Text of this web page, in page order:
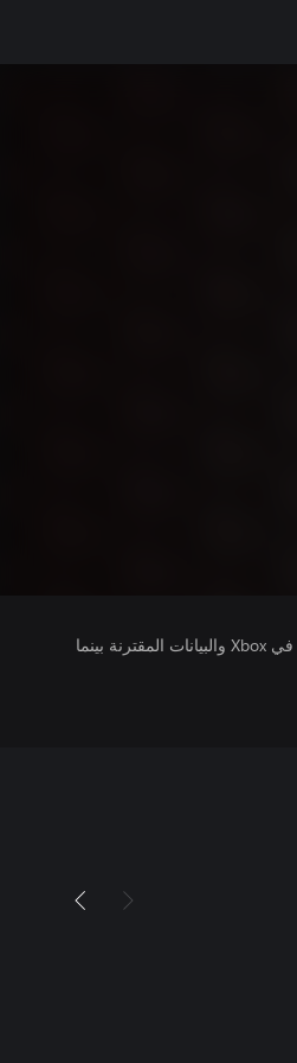
يتلقى ناشرو الألعاب التي تقوم بتشغيلها وصولاً إلى معلومات ملف تعريفك في Xbox والبيانات المقترنة بينما